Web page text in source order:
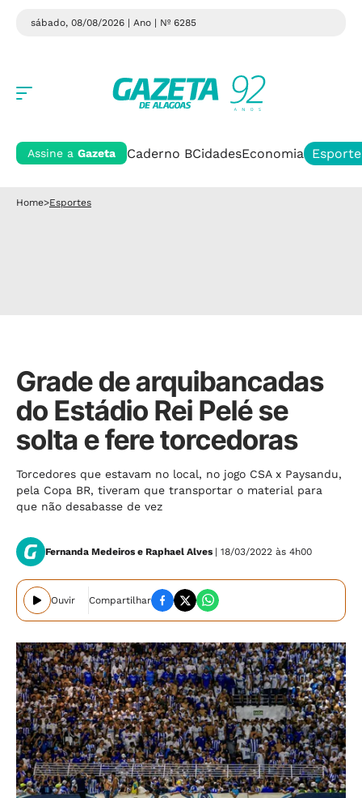
sábado, 08/08/2026 | Ano | Nº 6285
Assine a Gazeta Caderno BCidadesEconomia
Home>Esportes
Grade de arquibancadas
do Estádio Rei Pelé se
solta e fere torcedoras
Torcedores que estavam no local, no jogo CSA x Paysandu,
pela Copa BR, tiveram que transportar o material para
que não desabasse de vez
Fernanda Medeiros e Raphael Alves | 18/03/2022 às 4h00
Ouvir Compartilhar